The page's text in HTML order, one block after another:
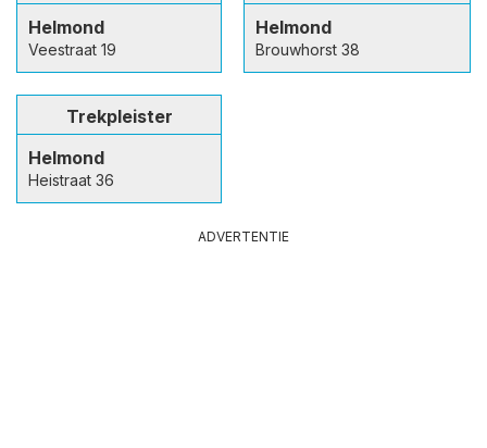
Helmond
Veestraat 19
Helmond
Brouwhorst 38
Trekpleister
Helmond
Heistraat 36
ADVERTENTIE